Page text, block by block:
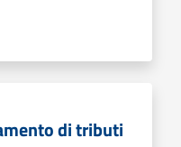
di tributi